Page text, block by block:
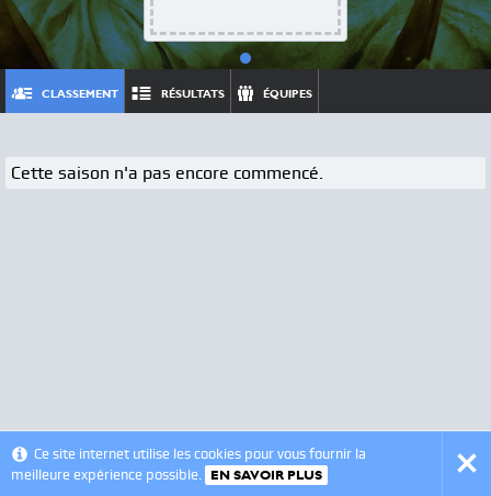
Ce site internet utilise les cookies pour vous fournir la
meilleure expérience possible. EN SAVOIR PLUS
CLASSEMENT RÉSULTATS ÉQUIPES
Cette saison n'a pas encore commencé.
© 2012 - 2026 - VSLeague - v0.6